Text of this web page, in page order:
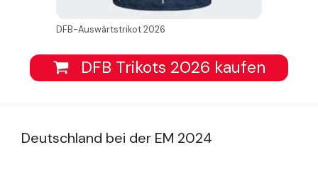
DFB-Auswärtstrikot 2026
DFB Trikots 2026 kaufen
Deutschland bei der EM 2024